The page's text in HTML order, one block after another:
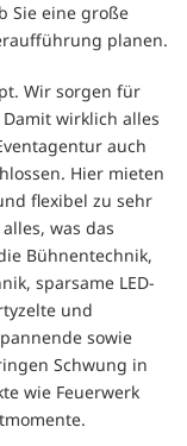
Sie eine große
planen.
Wir sorgen für
wirklich alles
auch
Hier mieten
flexibel zu sehr
was das
Bühnentechnik,
sparsame LED-
und
sowie
Schwung in
wie Feuerwerk